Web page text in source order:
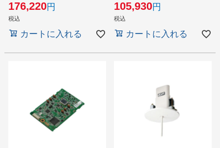
176,220
税込
カートに入れる
105,930
税込
カートに入れる